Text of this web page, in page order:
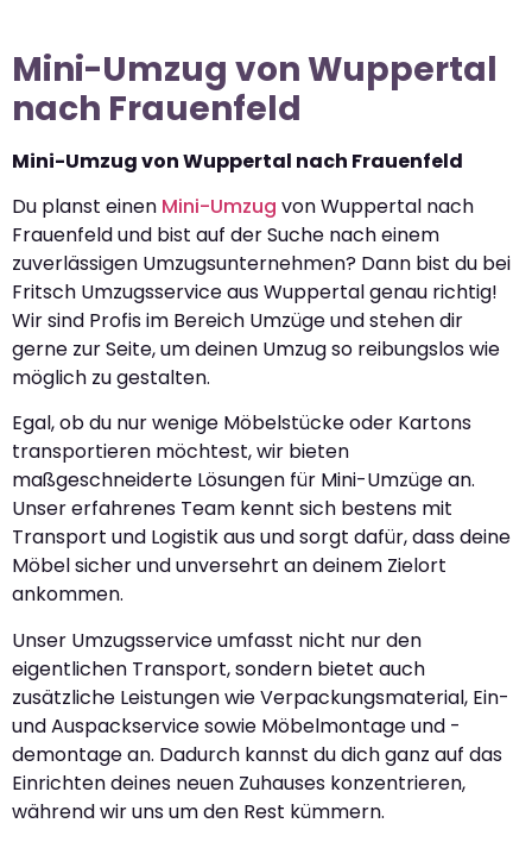
Mini-Umzug von Wuppertal
nach Frauenfeld
Mini-Umzug von Wuppertal nach Frauenfeld
Du planst einen Mini-Umzug von Wuppertal nach
Frauenfeld und bist auf der Suche nach einem
zuverlässigen Umzugsunternehmen? Dann bist du bei
Fritsch Umzugsservice aus Wuppertal genau richtig!
Wir sind Profis im Bereich Umzüge und stehen dir
gerne zur Seite, um deinen Umzug so reibungslos wie
möglich zu gestalten.
Egal, ob du nur wenige Möbelstücke oder Kartons
transportieren möchtest, wir bieten
maßgeschneiderte Lösungen für Mini-Umzüge an.
Unser erfahrenes Team kennt sich bestens mit
Transport und Logistik aus und sorgt dafür, dass deine
Möbel sicher und unversehrt an deinem Zielort
ankommen.
Unser Umzugsservice umfasst nicht nur den
eigentlichen Transport, sondern bietet auch
zusätzliche Leistungen wie Verpackungsmaterial, Ein-
und Auspackservice sowie Möbelmontage und -
demontage an. Dadurch kannst du dich ganz auf das
Einrichten deines neuen Zuhauses konzentrieren,
während wir uns um den Rest kümmern.